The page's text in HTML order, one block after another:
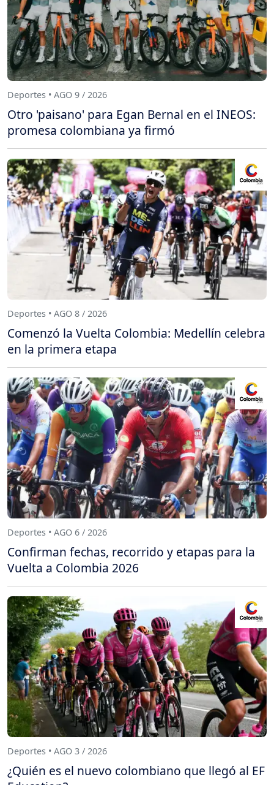
Deportes • AGO 9 / 2026
Otro 'paisano' para Egan Bernal en el INEOS:
promesa colombiana ya firmó
Deportes • AGO 8 / 2026
Comenzó la Vuelta Colombia: Medellín celebra
en la primera etapa
Deportes • AGO 6 / 2026
Confirman fechas, recorrido y etapas para la
Vuelta a Colombia 2026
Deportes • AGO 3 / 2026
¿Quién es el nuevo colombiano que llegó al EF